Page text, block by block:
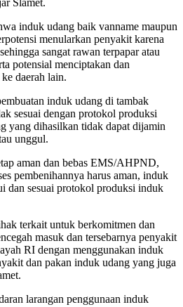
induk udang baik vanname maupun
menularkan penyakit karena
sangat rawan terpapar atau
potensial menciptakan dan
daerah lain.
induk udang di tambak
sesuai dengan protokol produksi
yang dihasilkan tidak dapat dijamin
unggul.
aman dan bebas EMS/AHPND,
pembenihannya harus aman, induk
dan sesuai protokol produksi induk
terkait untuk berkomitmen dan
masuk dan tersebarnya penyakit
RI dengan menggunakan induk
dan pakan induk udang yang juga
larangan penggunaan induk